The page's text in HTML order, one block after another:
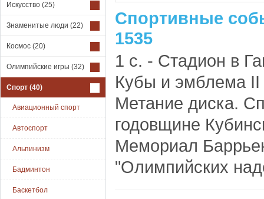
Искусство (25)
Знаменитые люди (22)
Космос (20)
Олимпийские игры (32)
Спорт (40)
Авиационный спорт
Автоспорт
Альпинизм
Бадминтон
Баскетбол
Спортивные
1535
1 с. - Стадион в
Кубы и эмблема II
Метание диска.
годовщине
Мемориал
"Олимпийских